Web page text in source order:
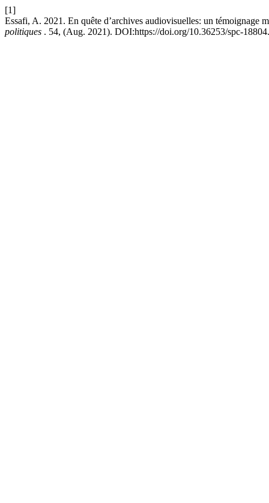
[1]
Essafi, A. 2021. En quête d’archives audiovisuelles: un témoignage
politiques . 54, (Aug. 2021). DOI:https://doi.org/10.36253/spc-18804.